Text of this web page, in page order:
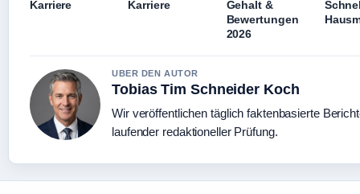
Karriere
Karriere
Gehalt &
Bewertungen
2026
UBER DEN AUTOR
Tobias Tim Schneider Koch
Wir veröffentlichen täglich faktenbasierte
laufender redaktioneller Prüfung.